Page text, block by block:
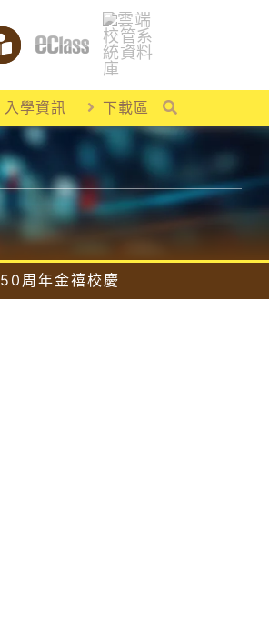
入學資訊 下載區
50周年金禧校慶